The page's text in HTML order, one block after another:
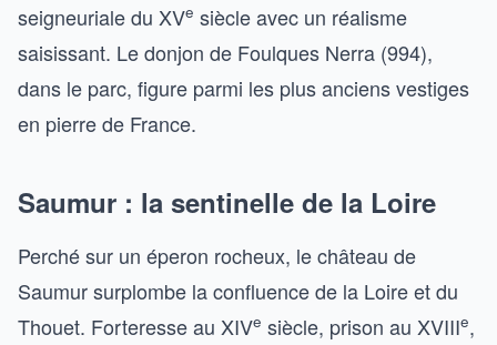
seigneuriale du XVe siècle avec un réalisme
saisissant. Le donjon de Foulques Nerra (994),
dans le parc, figure parmi les plus anciens vestiges
en pierre de France.
Saumur : la sentinelle de la Loire
Perché sur un éperon rocheux, le château de
Saumur surplombe la confluence de la Loire et du
Thouet. Forteresse au XIVe siècle, prison au XVIIIe,